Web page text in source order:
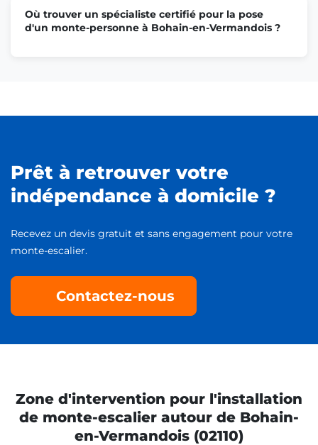
Où trouver un spécialiste certifié pour la pose
d'un monte-personne à Bohain-en-Vermandois ?
Prêt à retrouver votre
indépendance à domicile ?
Recevez un devis gratuit et sans engagement pour votre
monte-escalier.
Contactez-nous
Zone d'intervention pour l'installation
de monte-escalier autour de Bohain-
en-Vermandois (02110)